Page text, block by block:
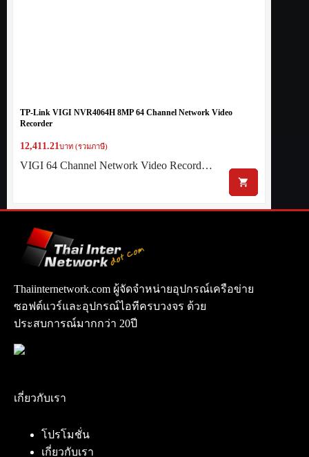
TP-Link VIGI NVR4064H 8MP 64 Channel Network Video
Recorder
12,411.21บาท (รวมภาษี)
VIGI 64 Channel Network Video Record…
Thaiinternetwork.com ผู้จัดจำหน่ายอุปกรณ์เครือข่าย
ซอฟต์แวร์และอุปกรณ์ไอทีครบวงจร ด้วย
ประสบการณ์มากกว่า 20ปี
เกี่ยวกับเรา
โปรโมชั่น
เกี่ยวกับเรา